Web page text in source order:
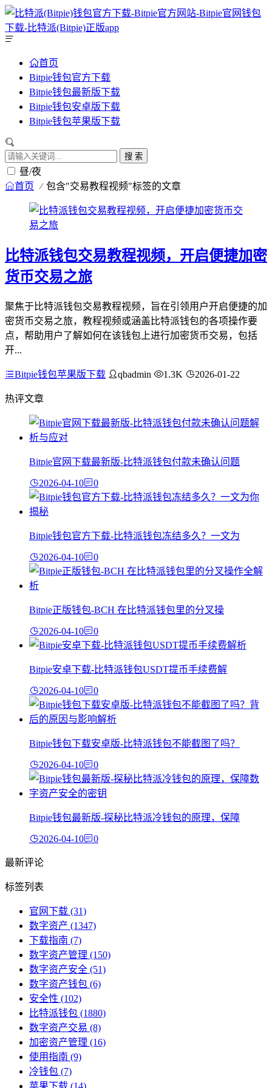
首页
Bitpie钱包官方下载
Bitpie钱包最新版下载
Bitpie钱包安卓版下载
Bitpie钱包苹果版下载
搜 索
昼/夜
首页 包含"交易教程视频"标签的文章
比特派钱包交易教程视频，开启便捷加密
货币交易之旅
聚焦于比特派钱包交易教程视频，旨在引领用户开启便捷的加
密货币交易之旅，教程视频或涵盖比特派钱包的各项操作要
点，帮助用户了解如何在该钱包上进行加密货币交易，包括
开...
Bitpie钱包苹果版下载 qbadmin 1.3K 2026-01-22
热评文章
Bitpie官网下载最新版-比特派钱包付款未确认问题
2026-04-10 0
Bitpie钱包官方下载-比特派钱包冻结多久？一文为
2026-04-10 0
Bitpie正版钱包-BCH 在比特派钱包里的分叉操
2026-04-10 0
Bitpie安卓下载-比特派钱包USDT提币手续费解
2026-04-10 0
Bitpie钱包下载安卓版-比特派钱包不能截图了吗？
2026-04-10 0
Bitpie钱包最新版-探秘比特派冷钱包的原理，保障
2026-04-10 0
最新评论
标签列表
官网下载 (31)
数字资产 (1347)
下载指南 (7)
数字资产管理 (150)
数字资产安全 (51)
数字资产钱包 (6)
安全性 (102)
比特派钱包 (1880)
数字资产交易 (8)
加密资产管理 (16)
使用指南 (9)
冷钱包 (7)
苹果下载 (14)